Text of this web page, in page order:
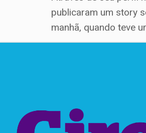
publicaram um story
manhã, quando teve